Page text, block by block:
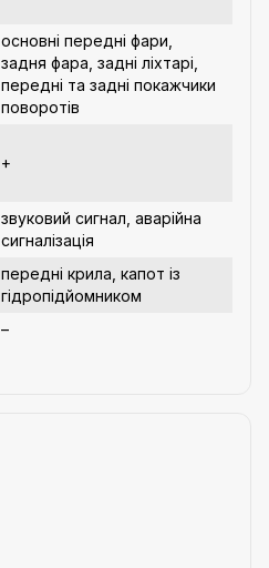
основні передні фари,
задня фара, задні ліхтарі,
передні та задні покажчики
поворотів
+
звуковий сигнал, аварійна
сигналізація
передні крила, капот із
гідропідйомником
–